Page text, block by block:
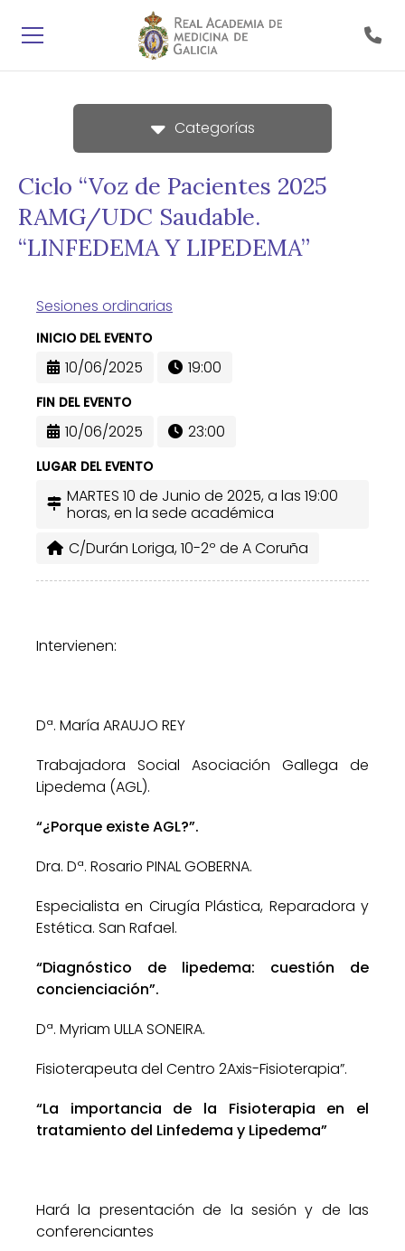
Categorías
Ciclo “Voz de Pacientes 2025
RAMG/UDC Saudable.
“LINFEDEMA Y LIPEDEMA”
Sesiones ordinarias
INICIO DEL EVENTO
10/06/2025 19:00
FIN DEL EVENTO
10/06/2025 23:00
LUGAR DEL EVENTO
MARTES 10 de Junio de 2025, a las 19:00
horas, en la sede académica
C/Durán Loriga, 10-2º de A Coruña
Intervienen:
Dª. María ARAUJO REY
Trabajadora Social Asociación Gallega de
Lipedema (AGL).
“¿Porque existe AGL?”.
Dra. Dª. Rosario PINAL GOBERNA.
Especialista en Cirugía Plástica, Reparadora y
Estética. San Rafael.
“Diagnóstico de lipedema: cuestión de
concienciación”.
Dª. Myriam ULLA SONEIRA.
Fisioterapeuta del Centro 2Axis-Fisioterapia”.
“La importancia de la Fisioterapia en el
tratamiento del Linfedema y Lipedema”
Hará la presentación de la sesión y de las
conferenciantes